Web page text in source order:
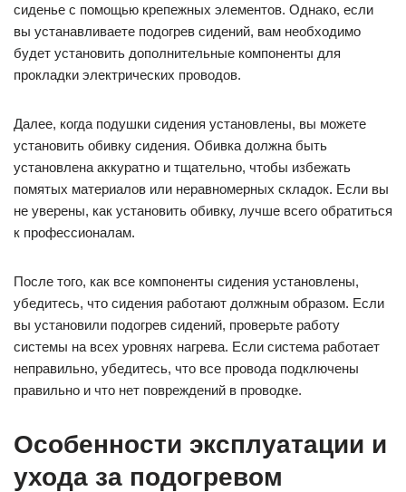
сиденье с помощью крепежных элементов. Однако, если
вы устанавливаете подогрев сидений, вам необходимо
будет установить дополнительные компоненты для
прокладки электрических проводов.
Далее, когда подушки сидения установлены, вы можете
установить обивку сидения. Обивка должна быть
установлена аккуратно и тщательно, чтобы избежать
помятых материалов или неравномерных складок. Если вы
не уверены, как установить обивку, лучше всего обратиться
к профессионалам.
После того, как все компоненты сидения установлены,
убедитесь, что сидения работают должным образом. Если
вы установили подогрев сидений, проверьте работу
системы на всех уровнях нагрева. Если система работает
неправильно, убедитесь, что все провода подключены
правильно и что нет повреждений в проводке.
Особенности эксплуатации и
ухода за подогревом